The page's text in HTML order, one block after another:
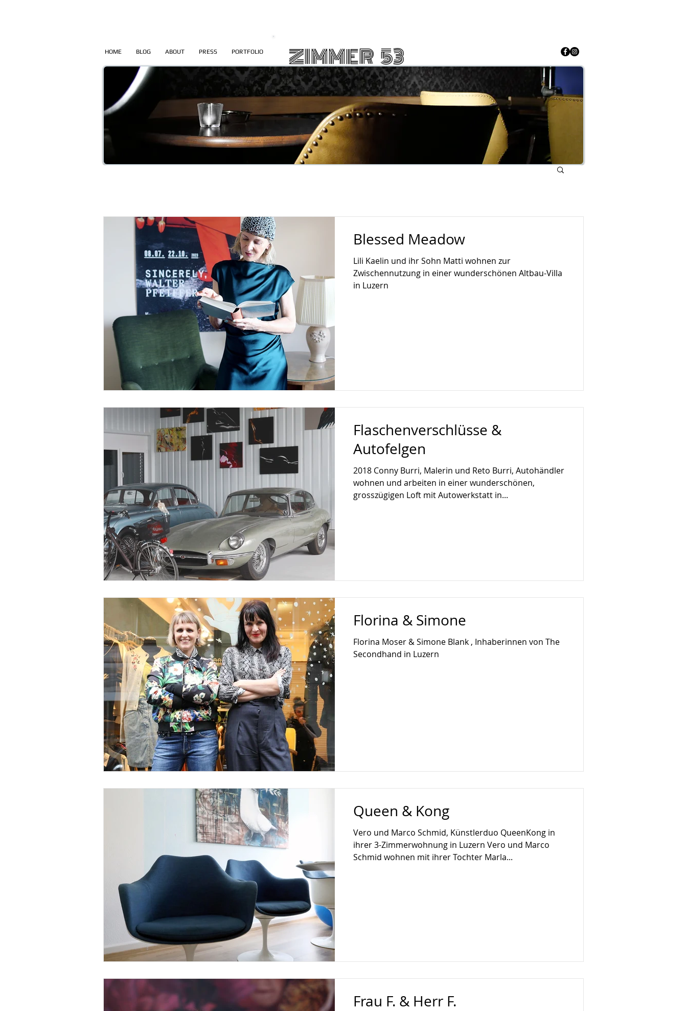
ZIMMER 53
HOME BLOG ABOUT PRESS PORTFOLIO
Blessed Meadow
Lili Kaelin und ihr Sohn Matti wohnen zur
Zwischennutzung in einer wunderschönen Altbau-Villa
in Luzern
Flaschenverschlüsse &
Autofelgen
2018 Conny Burri, Malerin und Reto Burri, Autohändler
wohnen und arbeiten in einer wunderschönen,
grosszügigen Loft mit Autowerkstatt in...
Florina & Simone
Florina Moser & Simone Blank , Inhaberinnen von The
Secondhand in Luzern
Queen & Kong
Vero und Marco Schmid, Künstlerduo QueenKong in
ihrer 3-Zimmerwohnung in Luzern Vero und Marco
Schmid wohnen mit ihrer Tochter Marla...
Frau F. & Herr F.